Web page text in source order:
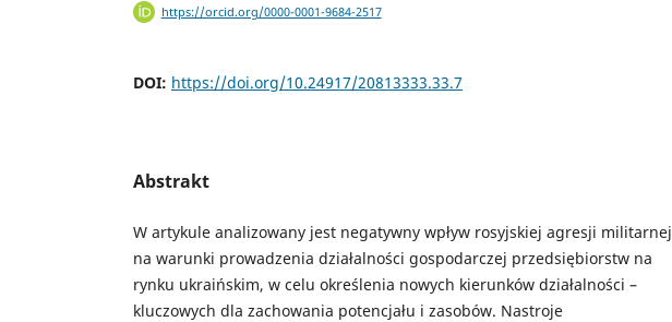
https://orcid.org/0000-0001-9684-2517
DOI: https://doi.org/10.24917/20813333.33.7
Abstrakt
W artykule analizowany jest negatywny wpływ rosyjskiej agresji militarnej
na warunki prowadzenia działalności gospodarczej przedsiębiorstw na
rynku ukraińskim, w celu określenia nowych kierunków działalności –
kluczowych dla zachowania potencjału i zasobów. Nastroje